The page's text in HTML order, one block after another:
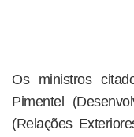
Os ministros
Pimentel
(Relações